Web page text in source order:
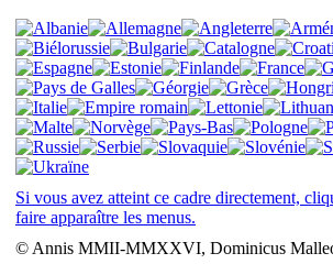
Si vous avez atteint ce cadre directement,
faire apparaître les menus.
© Annis MMII-MMXXVI, Dominicus